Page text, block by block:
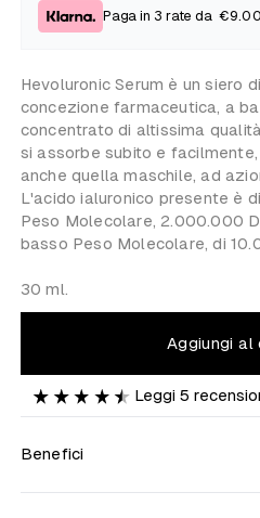
Paga in 3 rate da €9.00
Hevoluronic Serum è un siero di
concezione farmaceutica, a
concentrato di altissima
si assorbe subito e
anche quella maschile, ad
L'acido ialuronico presente è
Peso Molecolare, 2.000.000
basso Peso Molecolare, di
30 ml.
Aggiungi al
Leggi 5
Benefici